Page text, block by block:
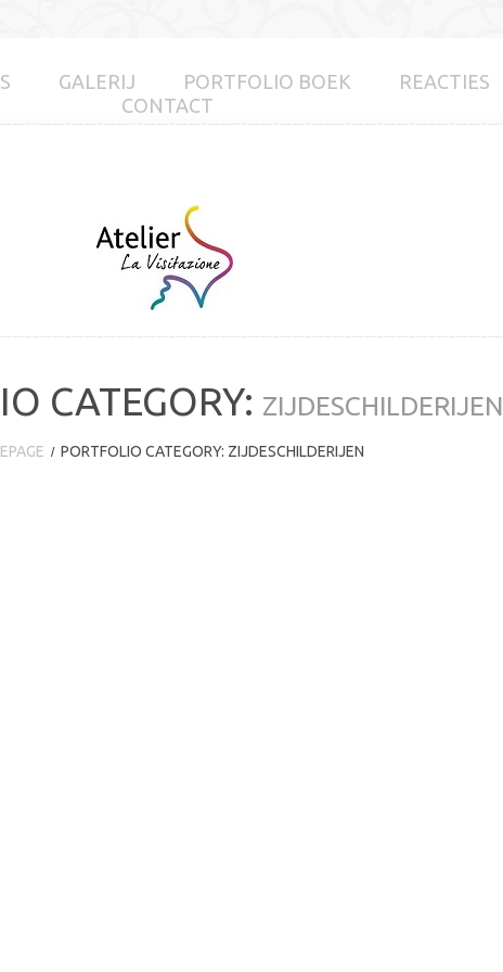
GALERIJ PORTFOLIO BOEK REACTIES
CONTACT
CATEGORY: ZIJDESCHILDERIJEN
PORTFOLIO CATEGORY: ZIJDESCHILDERIJEN